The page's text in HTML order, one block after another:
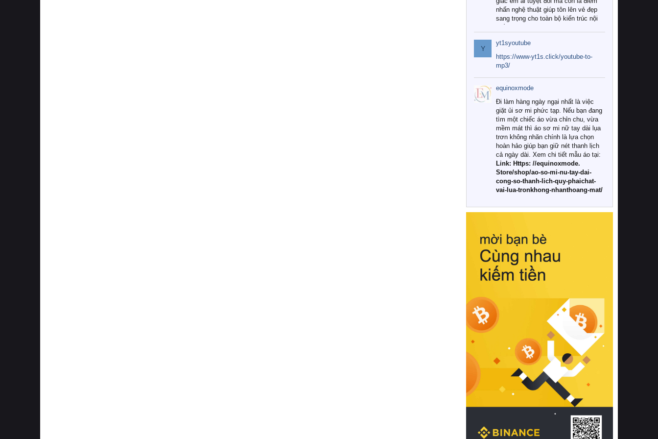
nhấn nghệ thuật giúp tôn lên vẻ đẹp
sang trọng cho toàn bộ kiến trúc nội
Tuy nhiên, giữa thị trường đa dạng
với vô vàn thương hiệu và mẫu mã
như hiện nay, làm thế nào để chọn
được những bộ chăn ga gối đệm cao
cấp thực sự chất lượng, phù hợp với
khí hậu và nhu cầu sử dụng của gia
đình? Hãy cùng chúng tôi đi tìm lời
giải đáp chi tiết qua bài viết dưới đây.
1. Tại sao các gia đình hiện đại lại ưa
chuộng chăn ga gối đệm cao cấp?
Khác với các dòng sản phẩm thông
thường, những bộ chăn ga gối đệm
cao cấp trải qua quy trình sản xuất
nghiêm ngặt từ khâu chọn lọc nguyên
liệu tự nhiên đến công nghệ dệt
nhuộm hiện đại không chứa hóa chất
này, bạn sẽ cảm nhận rõ rệt sự khác
hồi chuẩn xác của phần đệm nâng đỡ
cột sống.
Bên cạnh đó, việc lựa chọn các dòng
sản phẩm đạt chuẩn chất lượng quốc
tế còn giúp ngăn ngừa tình trạng kích
khuẩn và nấm mốc trong điều kiện
thời tiết nóng ẩm. Bạn có thể tìm hiểu
thêm các nghiên cứu khoa học về tác
động của giấc ngủ và môi trường
phòng ngủ đối với sức khỏe con
người tại Sleep Foundation (External
Link) để có cái nhìn toàn diện hơn.
2. Các tiêu chí vàng khi lựa chọn
chăn ga gối đệm cao cấp cho phòng
ngủ
Để sở hữu một bộ chăn ga gối đệm
cao cấp hoàn hảo cả về thẩm mỹ lẫn
công năng, người tiêu dùng cần cân
nhắc kỹ lưỡng các tiêu chí quan trọng
Y
yt1syoutube
https://www-yt1s.click/youtube-to-
mp3/
equinoxmode
Đi làm hàng ngày ngại nhất là việc
giặt ủi sơ mi phức tạp. Nếu bạn đang
tìm một chiếc áo vừa chỉn chu, vừa
mềm mát thì áo sơ mi nữ tay dài lụa
trơn không nhăn chính là lựa chọn
hoàn hảo giúp bạn giữ nét thanh lịch
cả ngày dài. Xem chi tiết mẫu áo tại:
Link: Https: //equinoxmode.
Store/shop/ao-so-mi-nu-tay-dai-
cong-so-thanh-lich-quy-phaichat-
vai-lua-tronkhong-nhanthoang-mat/